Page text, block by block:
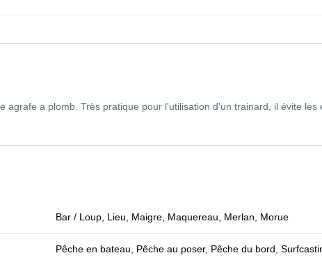
agrafe a plomb. Très pratique pour l'utilisation d'un trainard, il évite
Bar / Loup, Lieu, Maigre, Maquereau, Merlan, Morue
Pêche en bateau, Pêche au poser, Pêche du bord,